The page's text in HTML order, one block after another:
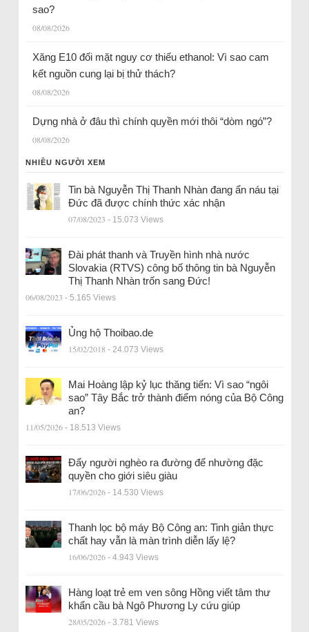
sao?
08/08/2026
Xăng E10 đối mặt nguy cơ thiếu ethanol: Vì sao cam
kết nguồn cung lại bị thử thách?
08/08/2026
Dựng nhà ở đâu thì chính quyền mới thôi “dòm ngó”?
08/08/2026
NHIỀU NGƯỜI XEM
Tin bà Nguyễn Thị Thanh Nhàn đang ẩn náu tại
Đức đã được chính thức xác nhận
07/08/2023 - 15.073 Views
Đài phát thanh và Truyền hình nhà nước
Slovakia (RTVS) công bố thông tin bà Nguyễn
Thị Thanh Nhàn trốn sang Đức!
06/08/2023 - 5.165 Views
Ủng hộ Thoibao.de
15/02/2018 - 24.073 Views
Mai Hoàng lập kỷ lục thăng tiến: Vì sao “ngôi
sao” Tây Bắc trở thành điểm nóng của Bộ Công
an?
11/05/2026 - 18.513 Views
Đẩy người nghèo ra đường để nhường đặc
quyền cho giới siêu giàu
17/06/2026 - 14.530 Views
Thanh lọc bộ máy Bộ Công an: Tinh giản thực
chất hay vẫn là màn trình diễn lấy lệ?
16/06/2026 - 4.943 Views
Hàng loạt trẻ em ven sông Hồng viết tâm thư
khẩn cầu bà Ngô Phương Ly cứu giúp
28/05/2026 - 3.781 Views